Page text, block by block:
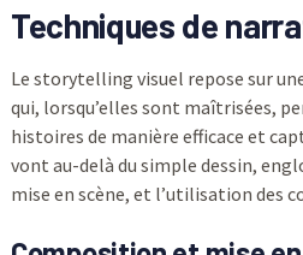
Techniques de
Le storytelling visuel repose sur
qui, lorsqu’elles sont maîtrisées,
histoires de manière efficace et
vont au-delà du simple dessin,
mise en scène, et l’utilisation des